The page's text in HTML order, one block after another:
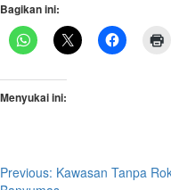
Bagikan ini:
Menyukai ini:
Post
Previous: Kawasan Tanpa